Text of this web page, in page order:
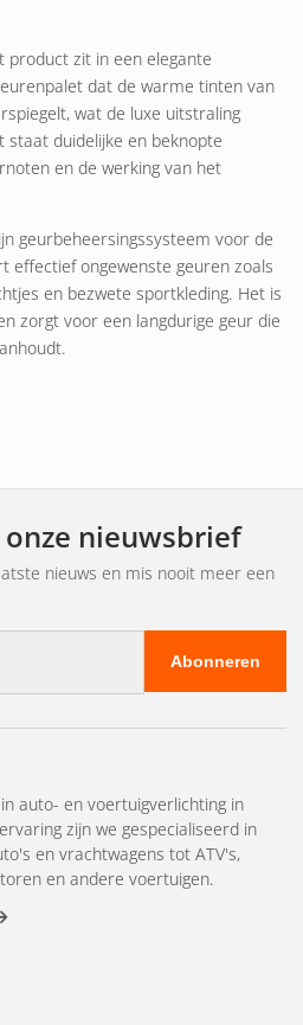
product zit in een elegante
dat de warme tinten van
wat de luxe uitstraling
duidelijke en beknopte
en de werking van het
geurbeheersingssysteem voor de
effectief ongewenste geuren zoals
en bezwete sportkleding. Het is
zorgt voor een langdurige geur die
nieuwsbrief
nieuws en mis nooit meer een
Abonneren
auto- en voertuigverlichting in
zijn we gespecialiseerd in
en vrachtwagens tot ATV's,
en andere voertuigen.